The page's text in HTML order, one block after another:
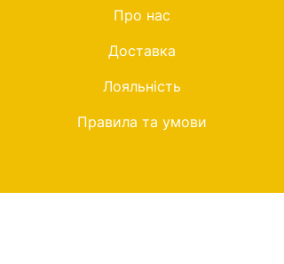
Про нас
Доставка
Лояльність
Правила та умови